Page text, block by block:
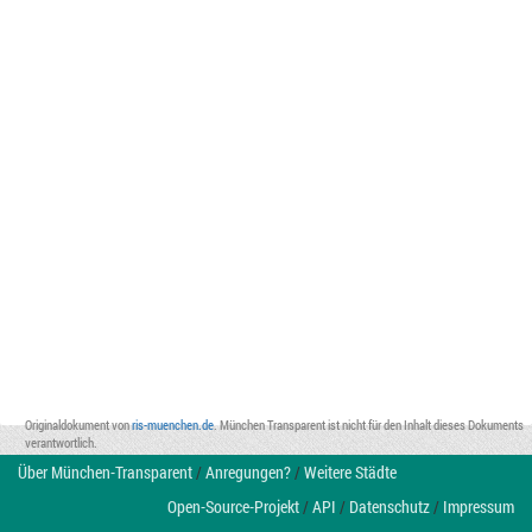
Originaldokument vonris-muenchen.de. München Transparent ist nicht für den Inhalt dieses Dokuments
verantwortlich.
Über München-Transparent/Anregungen?/Weitere Städte
Open-Source-Projekt/API / Datenschutz/ Impressum